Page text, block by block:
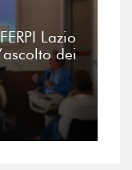
Lazio
dei